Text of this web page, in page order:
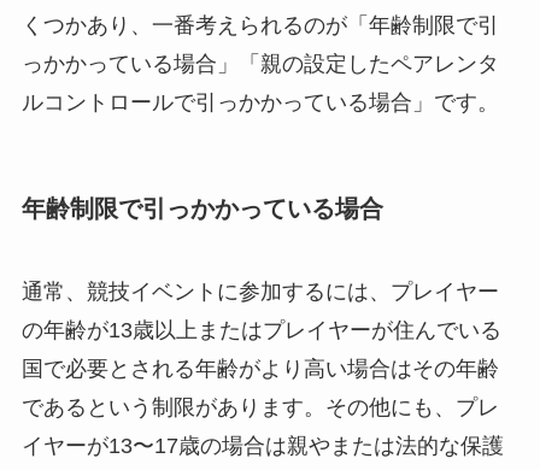
くつかあり、一番考えられるのが「年齢制限で引
っかかっている場合」「親の設定したペアレンタ
ルコントロールで引っかかっている場合」です。
年齢制限で引っかかっている場合
通常、競技イベントに参加するには、プレイヤー
の年齢が13歳以上またはプレイヤーが住んでいる
国で必要とされる年齢がより高い場合はその年齢
であるという制限があります。その他にも、プレ
イヤーが13〜17歳の場合は親やまたは法的な保護